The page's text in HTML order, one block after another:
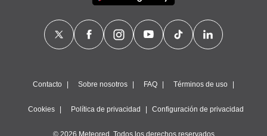
Contacto Sobre nosotros FAQ Términos de uso
Cookies Política de privacidad Configuración de privacidad
© 2026 Meteored. Todos los derechos reservados